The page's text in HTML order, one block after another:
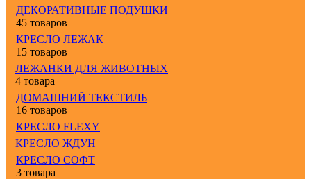
ДЕКОРАТИВНЫЕ ПОДУШКИ
45 товаров
КРЕСЛО ЛЕЖАК
15 товаров
ЛЕЖАНКИ ДЛЯ ЖИВОТНЫХ
4 товара
ДОМАШНИЙ ТЕКСТИЛЬ
16 товаров
КРЕСЛО FLEXY
КРЕСЛО ЖДУН
КРЕСЛО СОФТ
3 товара